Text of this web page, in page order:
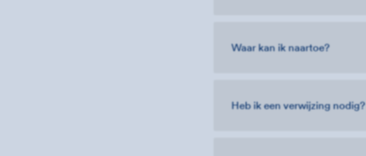
Waar kan ik naartoe?
Heb ik een verwijzing nodig?